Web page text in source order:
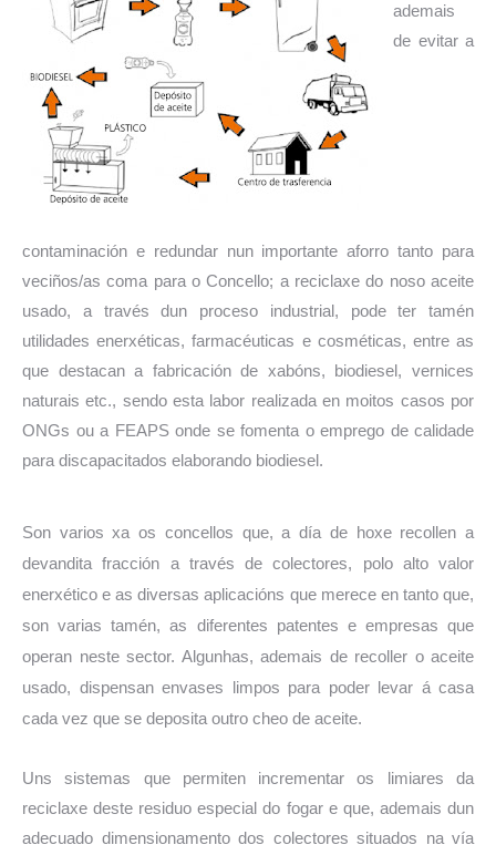
ademais
de evitar a
contaminación e redundar nun importante aforro tanto para
veciños/as coma para o Concello; a reciclaxe do noso aceite
usado, a través dun proceso industrial, pode ter tamén
utilidades enerxéticas, farmacéuticas e cosméticas, entre as
que destacan a fabricación de xabóns, biodiesel, vernices
naturais etc., sendo esta labor realizada en moitos casos por
ONGs ou a FEAPS onde se fomenta o emprego de calidade
para discapacitados elaborando biodiesel.
Son varios xa os concellos que, a día de hoxe recollen a
devandita fracción a través de colectores, polo alto valor
enerxético e as diversas aplicacións que merece en tanto que,
son varias tamén, as diferentes patentes e empresas que
operan neste sector. Algunhas, ademais de recoller o aceite
usado, dispensan envases limpos para poder levar á casa
cada vez que se deposita outro cheo de aceite.
Uns sistemas que permiten incrementar os limiares da
reciclaxe deste residuo especial do fogar e que, ademais dun
adecuado dimensionamento dos colectores situados na vía